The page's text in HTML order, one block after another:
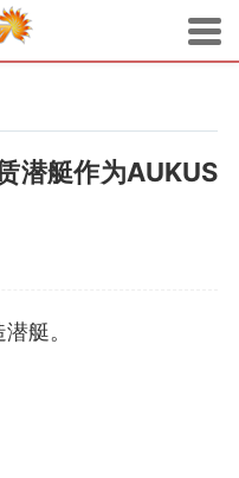
潜艇作为AUKUS
艇。